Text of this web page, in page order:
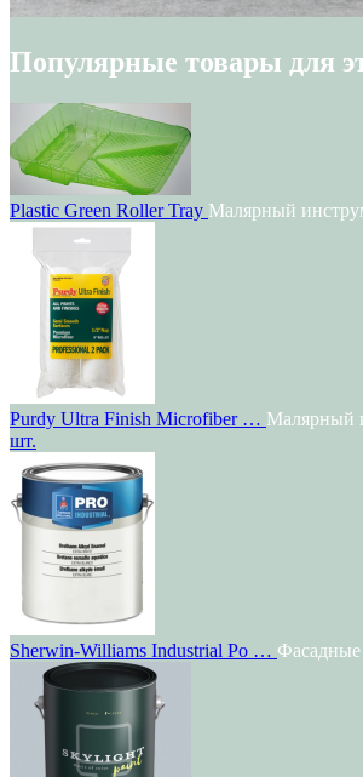
Популярные товары для
Plastic Green Roller Tray Малярный
Purdy Ultra Finish Microfiber … Малярный
шт.
Sherwin-Williams Industrial Po … Фасадные